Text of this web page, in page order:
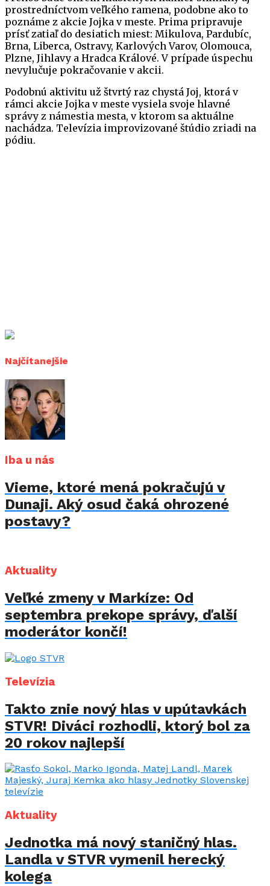
prostredníctvom veľkého ramena, podobne ako to
poznáme z akcie Jojka v meste. Prima pripravuje
prísť zatiaľ do desiatich miest: Mikulova, Pardubíc,
Brna, Liberca, Ostravy, Karlových Varov, Olomouca,
Plzne, Jihlavy a Hradca Králové. V prípade úspechu
nevylučuje pokračovanie v akcii.
Podobnú aktivitu už štvrtý raz chystá Joj, ktorá v
rámci akcie Jojka v meste vysiela svoje hlavné
správy z námestia mesta, v ktorom sa aktuálne
nachádza. Televízia improvizované štúdio zriadi na
pódiu.
Najčítanejšie
Iba u nás
Vieme, ktoré mená pokračujú v
Dunaji. Aký osud čaká ohrozené
postavy?
Aktuality
Veľké zmeny v Markíze: Od
septembra prekope správy, ďalší
moderátor končí!
Televízia
Takto znie nový hlas v upútavkách
STVR! Diváci rozhodli, ktorý bol za
20 rokov najlepší
Aktuality
Jednotka má nový staničný hlas.
Landla v STVR vymenil herecký
kolega